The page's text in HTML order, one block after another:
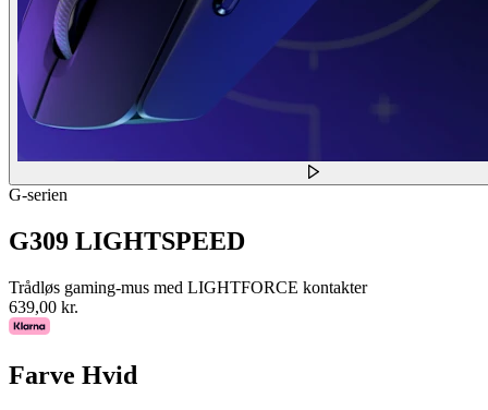
G-serien
G309 LIGHTSPEED
Trådløs gaming-mus med LIGHTFORCE kontakter
639,00 kr.
Farve Hvid